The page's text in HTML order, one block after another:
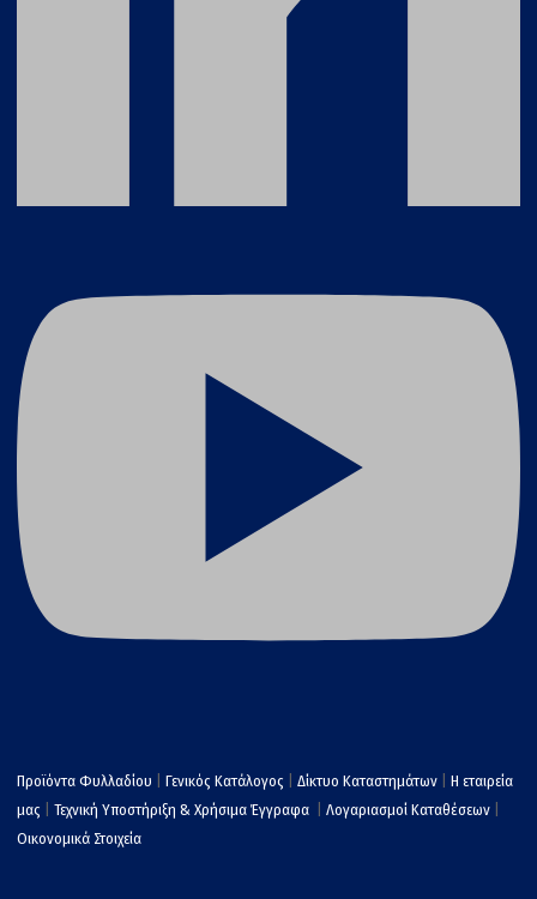
Προϊόντα Φυλλαδίου Γενικός Κατάλογος Δίκτυο Καταστημάτων
Η εταιρεία
μας
Τεχνική Υποστήριξη & Χρήσιμα Έγγραφα Λογαριασμοί Καταθέσεων
Οικονομικά Στοιχεία